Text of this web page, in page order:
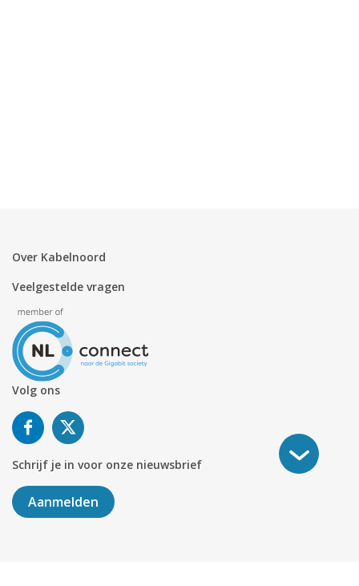
Over Kabelnoord
Veelgestelde vragen
Volg ons
Schrijf je in voor onze nieuwsbrief
Aanmelden